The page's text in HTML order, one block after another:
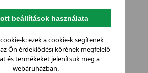
beállítások használata
k: ezek a cookie-k segítenek
Ön érdeklődési körének megfelelő
és termékeket jelenítsük meg a
webáruházban.